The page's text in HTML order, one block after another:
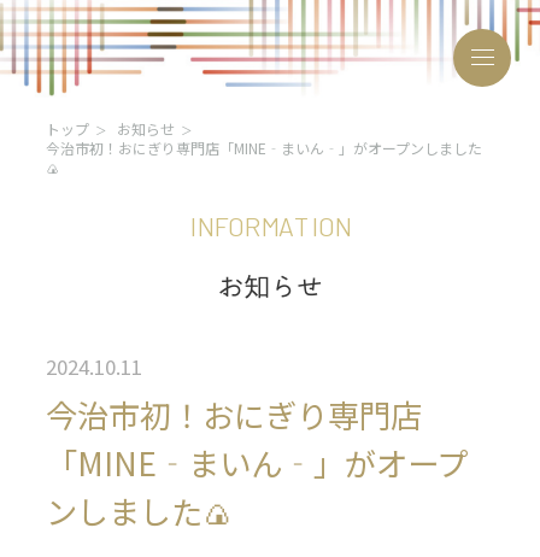
沿革
2024年
トップ
お知らせ
今治市初！おにぎり専門店「MINE‐まいん‐」がオープンしました
🍙
INFORMATION
お知 ら せ
2024.10.11
今治市初！おにぎり専門店
「MINE‐まいん‐」がオープ
ンしました🍙